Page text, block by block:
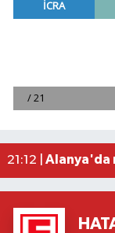
22:44 |
2026 Air
21:12 | Alanya'da